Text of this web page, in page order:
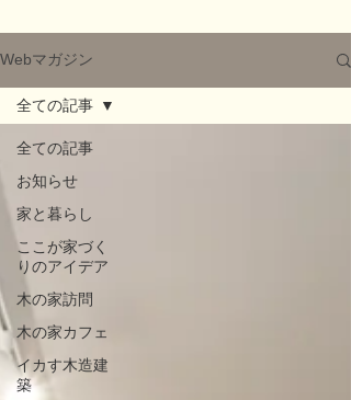
Webマガジン
全ての記事
お知らせ
家と暮らし
ここが家づく
りのアイデア
木の家訪問
木の家カフェ
イカす木造建
築
全ての記事